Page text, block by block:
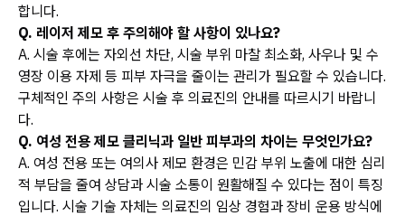
합니다.
Q. 레이저 제모 후 주의해야 할 사항이 있나요?
A. 시술 후에는 자외선 차단, 시술 부위 마찰 최소화, 사우나 및 수
영장 이용 자제 등 피부 자극을 줄이는 관리가 필요할 수 있습니다.
구체적인 주의 사항은 시술 후 의료진의 안내를 따르시기 바랍니
다.
Q. 여성 전용 제모 클리닉과 일반 피부과의 차이는 무엇인가요?
A. 여성 전용 또는 여의사 제모 환경은 민감 부위 노출에 대한 심리
적 부담을 줄여 상담과 시술 소통이 원활해질 수 있다는 점이 특징
입니다. 시술 기술 자체는 의료진의 임상 경험과 장비 운용 방식에